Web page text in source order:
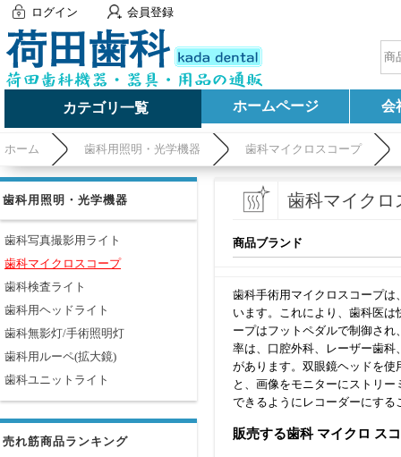
ログイン 会員登録
カテゴリ一覧 ホームページ 会
ホーム 歯科用照明・光学機器 歯科マイクロスコープ
歯科用照明・光学機器
歯科写真撮影用ライト
歯科マイクロスコープ
歯科検査ライト
歯科用ヘッドライト
歯科無影灯/手術照明灯
歯科用ルーペ(拡大鏡)
歯科ユニットライト
売れ筋商品ランキング
歯科マイクロ
商品ブランド
歯科手術用マイクロスコープ
います。これにより、歯科医
ープはフットペダルで制御さ
率は、口腔外科、レーザー歯
があります。双眼鏡ヘッドを
と、画像をモニターにストリ
できるようにレコーダーにする
販売する歯科 マイクロ ス